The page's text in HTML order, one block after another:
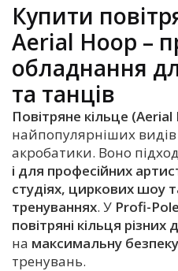
Купити
Aerial Hoop –
обладнання
та танців
Повітряне кільце
найпопулярніших видів
акробатики. Воно
і для професійних
студіях, циркових шоу
тренуваннях. У Profi-Pole
повітряні кільця різних
на максимальну
тренувань.